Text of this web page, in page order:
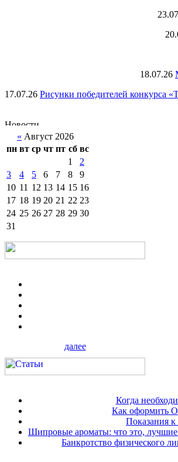
18.07.26
17.07.26 Рисунки победителей конкурса
« Август 2026
пн вт ср чт пт сб вс
1
2
3
4 5 6 7 8
9
10 11 12 13 14 15 16
17 18 19 20 21 22 23
24 25 26 27 28 29 30
31
далее
Когда
Как оформить
Показания к
Шипровые ароматы: что это,
Банкротство физического